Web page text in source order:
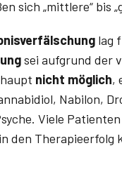
sich „mittlere“ bis
lag
sei aufgrund der
nicht möglich,
Nabilon,
Viele
den Therapieerfolg